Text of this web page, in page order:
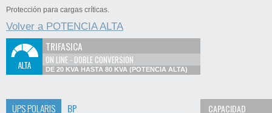
Protección para cargas críticas.
Volver a POTENCIA ALTA
TRIFASICA
ON LINE - DOBLE CONVERSION
DE 20 KVA HASTA 80 KVA (POTENCIA ALTA)
UPS POLARIS BP CAPACIDAD